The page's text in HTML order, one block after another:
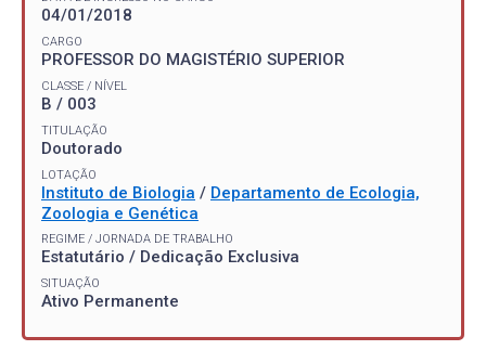
04/01/2018
CARGO
PROFESSOR DO MAGISTÉRIO SUPERIOR
CLASSE / NÍVEL
B / 003
TITULAÇÃO
Doutorado
LOTAÇÃO
Instituto de Biologia / Departamento de Ecologia,
Zoologia e Genética
REGIME / JORNADA DE TRABALHO
Estatutário / Dedicação Exclusiva
SITUAÇÃO
Ativo Permanente